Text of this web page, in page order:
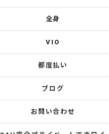
全身
VIO
都度払い
ブログ
お問い合わせ